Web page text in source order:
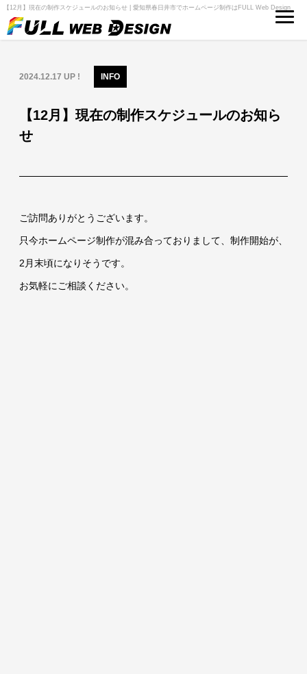
【12月】現在の制作スケジュールのお知らせ | 愛知県春日井市でホームページ制作はFULL Web Design
2024.12.17 UP ! INFO
【12月】現在の制作スケジュールのお知ら
せ
ご訪問ありがとうございます。
只今ホームページ制作が混み合っておりまして、制作開始が、
2月末頃になりそうです。
お気軽にご相談ください。